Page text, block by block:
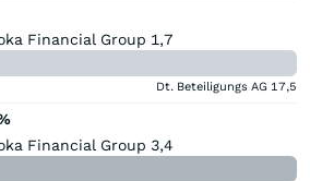
Financial Group 1,7
Dt. Beteiligungs AG 17,5
Financial Group 3,4